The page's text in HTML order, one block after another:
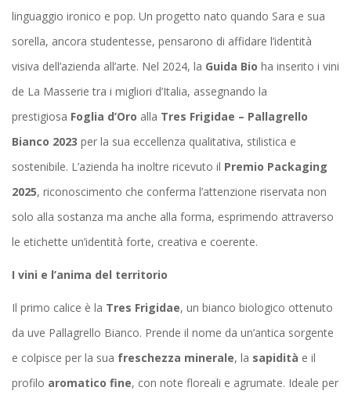
linguaggio ironico e pop. Un progetto nato quando Sara e sua
sorella, ancora studentesse, pensarono di affidare l’identità
visiva dell’azienda all’arte. Nel 2024, la Guida Bio ha inserito i vini
de La Masserie tra i migliori d’Italia, assegnando la
prestigiosa Foglia d’Oro alla Tres Frigidae – Pallagrello
Bianco 2023 per la sua eccellenza qualitativa, stilistica e
sostenibile. L’azienda ha inoltre ricevuto il Premio Packaging
2025, riconoscimento che conferma l’attenzione riservata non
solo alla sostanza ma anche alla forma, esprimendo attraverso
le etichette un’identità forte, creativa e coerente.
I vini e l’anima del territorio
Il primo calice è la Tres Frigidae, un bianco biologico ottenuto
da uve Pallagrello Bianco. Prende il nome da un’antica sorgente
e colpisce per la sua freschezza minerale, la sapidità e il
profilo aromatico fine, con note floreali e agrumate. Ideale per